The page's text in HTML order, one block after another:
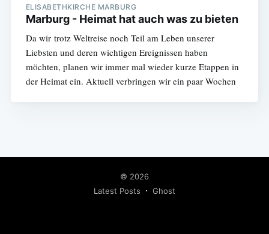
ELISABETHKIRCHE MARBURG
Marburg - Heimat hat auch was zu bieten
Da wir trotz Weltreise noch Teil am Leben unserer
Liebsten und deren wichtigen Ereignissen haben
möchten, planen wir immer mal wieder kurze Etappen in
der Heimat ein. Aktuell verbringen wir ein paar Wochen
© 2026
Latest Posts
Ghost